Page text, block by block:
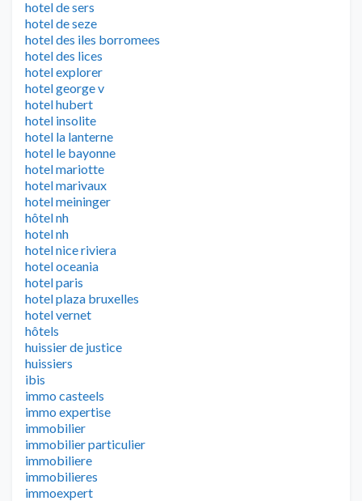
hotel de sers
hotel de seze
hotel des iles borromees
hotel des lices
hotel explorer
hotel george v
hotel hubert
hotel insolite
hotel la lanterne
hotel le bayonne
hotel mariotte
hotel marivaux
hotel meininger
hôtel nh
hotel nh
hotel nice riviera
hotel oceania
hotel paris
hotel plaza bruxelles
hotel vernet
hôtels
huissier de justice
huissiers
ibis
immo casteels
immo expertise
immobilier
immobilier particulier
immobiliere
immobilieres
immoexpert